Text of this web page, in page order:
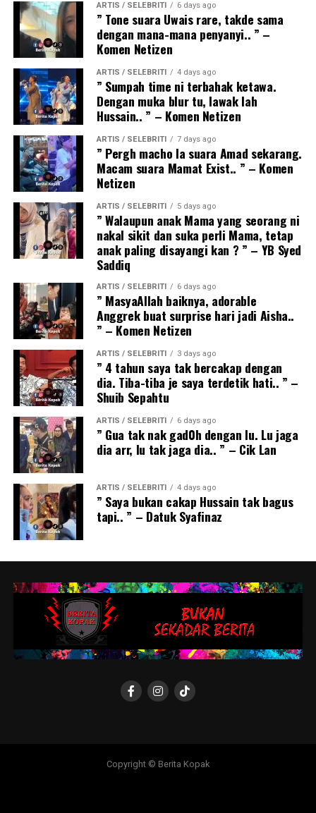
ARTIS / SELEBRITI 6 days ago
” Tone suara Uwais rare, takde sama
dengan mana-mana penyanyi.. ” –
Komen Netizen
ARTIS / SELEBRITI 4 days ago
” Sumpah time ni terbahak ketawa.
Dengan muka blur tu, lawak lah
Hussain.. ” – Komen Netizen
ARTIS / SELEBRITI 7 days ago
” Pergh macho la suara Amad sekarang.
Macam suara Mamat Exist.. ” – Komen
Netizen
ARTIS / SELEBRITI 5 days ago
” Walaupun anak Mama yang seorang ni
nakal sikit dan suka perli Mama, tetap
anak paling disayangi kan ? ” – YB Syed
Saddiq
ARTIS / SELEBRITI 6 days ago
” MasyaAllah baiknya, adorable
Anggrek buat surprise hari jadi Aisha..
” – Komen Netizen
ARTIS / SELEBRITI 3 days ago
” 4 tahun saya tak bercakap dengan
dia. Tiba-tiba je saya terdetik hati.. ” –
Shuib Sepahtu
ARTIS / SELEBRITI 6 days ago
” Gua tak nak gad0h dengan lu. Lu jaga
dia arr, lu tak jaga dia.. ” – Cik Lan
ARTIS / SELEBRITI 4 days ago
” Saya bukan cakap Hussain tak bagus
tapi.. ” – Datuk Syafinaz
Copyright © Berita Kopak